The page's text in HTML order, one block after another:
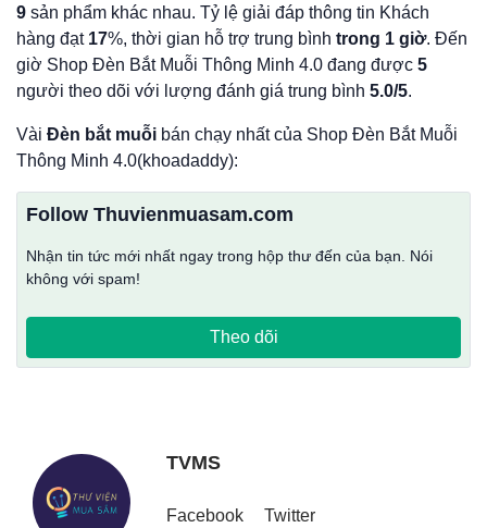
9 sản phẩm khác nhau. Tỷ lệ giải đáp thông tin Khách
hàng đạt 17%, thời gian hỗ trợ trung bình trong 1 giờ. Đến
giờ Shop Đèn Bắt Muỗi Thông Minh 4.0 đang được 5
người theo dõi với lượng đánh giá trung bình 5.0/5.
Vài Đèn bắt muỗi bán chạy nhất của Shop Đèn Bắt Muỗi
Thông Minh 4.0(khoadaddy):
Follow Thuvienmuasam.com
Nhận tin tức mới nhất ngay trong hộp thư đến của bạn. Nói
không với spam!
Theo dõi
TVMS
Facebook Twitter